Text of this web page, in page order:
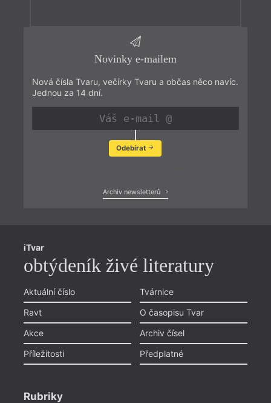
Novinky e-mailem
Nová čísla Tvaru, večírky Tvaru a občas něco navíc.
Jednou za 14 dní.
Odebírat
Archiv newsletterů
iTvar
obtýdeník živé literatury
Aktuální číslo
Ravt
Akce
Příležitosti
Tvárnice
O časopisu Tvar
Archiv čísel
Předplatné
Rubriky